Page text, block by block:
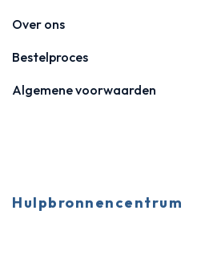
Over ons
Bestelproces
Algemene voorwaarden
Hulpbronnencentrum